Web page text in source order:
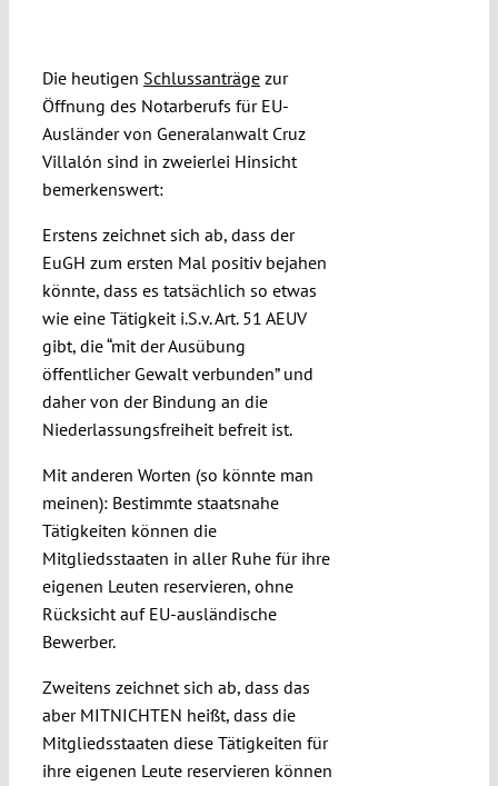
Funding
Projects
Die heutigen Schlussanträgezur
Öffnung des Notarberufs für EU-
Ausländer von Generalanwalt Cruz
Villalón sind in zweierlei Hinsicht
bemerkenswert:
Erstens zeichnet sich ab, dass der
EuGH zum ersten Mal positiv bejahen
könnte, dass es tatsächlich so etwas
wie eine Tätigkeit i.S.v. Art. 51 AEUV
gibt, die “mit der Ausübung
öffentlicher Gewalt verbunden” und
daher von der Bindung an die
Niederlassungsfreiheit befreit ist.
Mit anderen Worten (so könnte man
meinen): Bestimmte staatsnahe
Tätigkeiten können die
Mitgliedsstaaten in aller Ruhe für ihre
eigenen Leuten reservieren, ohne
Rücksicht auf EU-ausländische
Bewerber.
Zweitens zeichnet sich ab, dass das
aber MITNICHTEN heißt, dass die
Mitgliedsstaaten diese Tätigkeiten für
ihre eigenen Leute reservieren können